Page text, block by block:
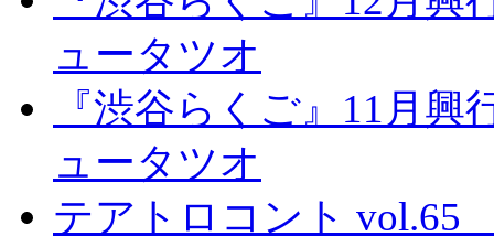
ュータツオ
『渋谷らくご』11月
ュータツオ
テアトロコント